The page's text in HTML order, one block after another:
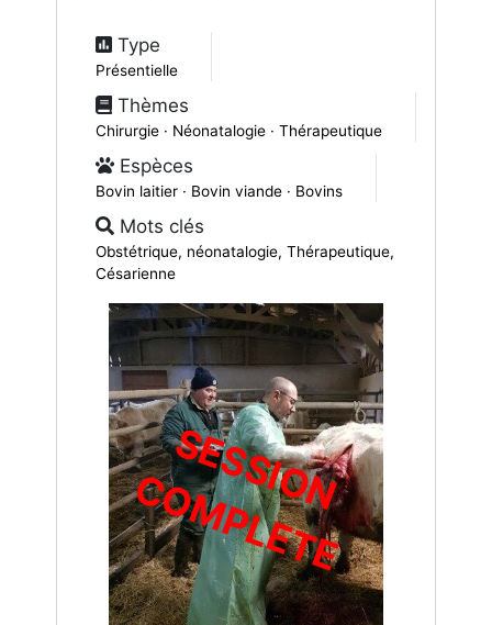
Type
Présentielle
Thèmes
Chirurgie · Néonatalogie · Thérapeutique
Espèces
Bovin laitier · Bovin viande · Bovins
Mots clés
Obstétrique, néonatalogie, Thérapeutique,
Césarienne
S
E
S
S
I
O
N C
O
M
P
L
E
T
E